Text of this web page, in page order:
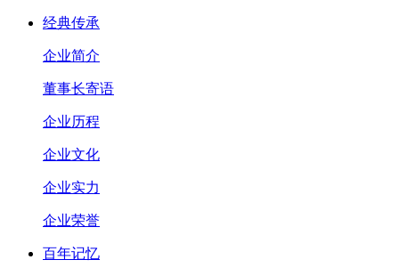
经典传承
企业简介
董事长寄语
企业历程
企业文化
企业实力
企业荣誉
百年记忆